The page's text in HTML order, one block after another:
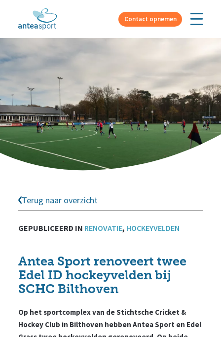
Contact opnemen
Terug naar overzicht
GEPUBLICEERD IN RENOVATIE, HOCKEYVELDEN
Antea Sport renoveert twee
Edel ID hockeyvelden bij
SCHC Bilthoven
Op het sportcomplex van de Stichtsche Cricket &
Hockey Club in Bilthoven hebben Antea Sport en Edel